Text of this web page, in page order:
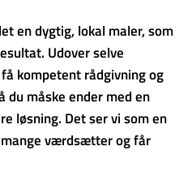
en dygtig, lokal maler, som
Udover selve
kompetent rådgivning og
du måske ender med en
løsning. Det ser vi som en
værdsætter og får